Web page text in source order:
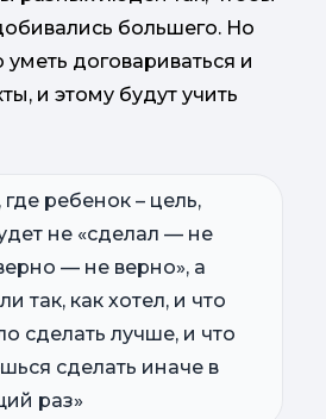
большего. Но
договариваться и
и этому будут учить
ребенок – цель,
не «сделал — не
— не верно», а
так, как хотел, и что
сделать лучше, и что
сделать иначе в
раз»